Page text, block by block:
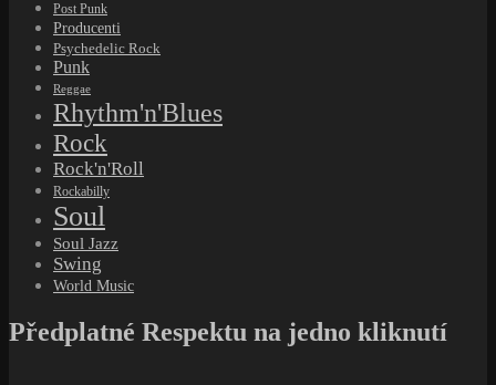
Post Punk
Producenti
Psychedelic Rock
Punk
Reggae
Rhythm'n'Blues
Rock
Rock'n'Roll
Rockabilly
Soul
Soul Jazz
Swing
World Music
Předplatné Respektu na jedno kliknutí